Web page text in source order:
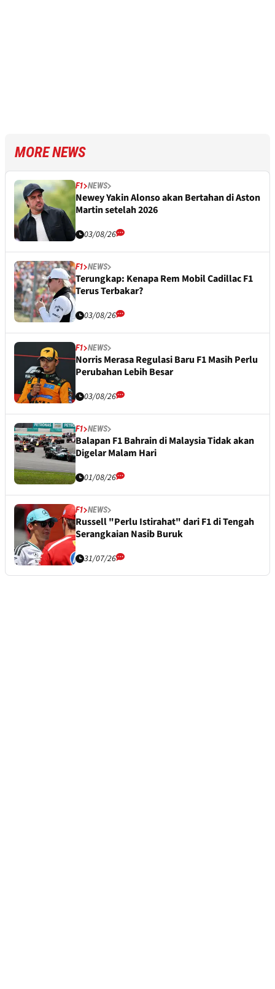
MORE NEWS
F1 NEWS
Newey Yakin Alonso akan Bertahan di Aston
Martin setelah 2026
03/08/26
F1 NEWS
Terungkap: Kenapa Rem Mobil Cadillac F1
Terus Terbakar?
03/08/26
F1 NEWS
Norris Merasa Regulasi Baru F1 Masih Perlu
Perubahan Lebih Besar
03/08/26
F1 NEWS
Balapan F1 Bahrain di Malaysia Tidak akan
Digelar Malam Hari
01/08/26
F1 NEWS
Russell "Perlu Istirahat" dari F1 di Tengah
Serangkaian Nasib Buruk
31/07/26